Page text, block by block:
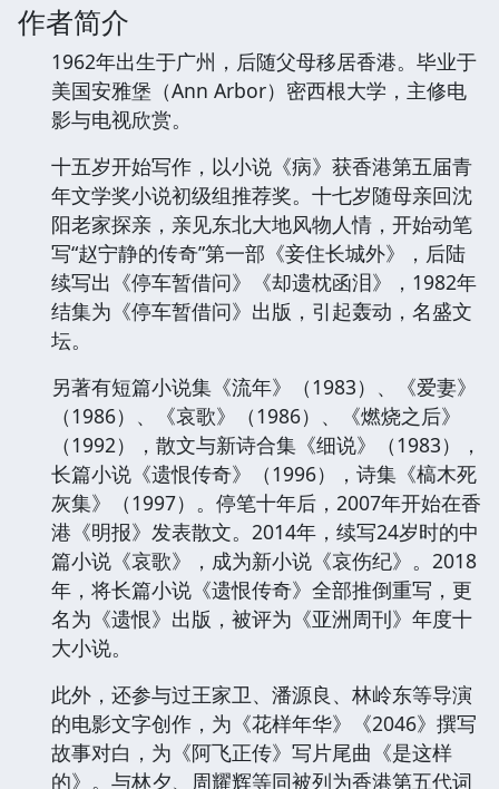
作者简介
1962年出生于广州，后随父母移居香港。毕业于
美国安雅堡（Ann Arbor）密西根大学，主修电
影与电视欣赏。
十五岁开始写作，以小说《病》获香港第五届青
年文学奖小说初级组推荐奖。十七岁随母亲回沈
阳老家探亲，亲见东北大地风物人情，开始动笔
写“赵宁静的传奇”第一部《妾住长城外》，后陆
续写出《停车暂借问》《却遗枕函泪》，1982年
结集为《停车暂借问》出版，引起轰动，名盛文
坛。
另著有短篇小说集《流年》（1983）、《爱妻》
（1986）、《哀歌》（1986）、《燃烧之后》
（1992），散文与新诗合集《细说》（1983），
长篇小说《遗恨传奇》（1996），诗集《槁木死
灰集》（1997）。停笔十年后，2007年开始在香
港《明报》发表散文。2014年，续写24岁时的中
篇小说《哀歌》，成为新小说《哀伤纪》。2018
年，将长篇小说《遗恨传奇》全部推倒重写，更
名为《遗恨》出版，被评为《亚洲周刊》年度十
大小说。
此外，还参与过王家卫、潘源良、林岭东等导演
的电影文字创作，为《花样年华》《2046》撰写
故事对白，为《阿飞正传》写片尾曲《是这样
的》。与林夕、周耀辉等同被列为香港第五代词